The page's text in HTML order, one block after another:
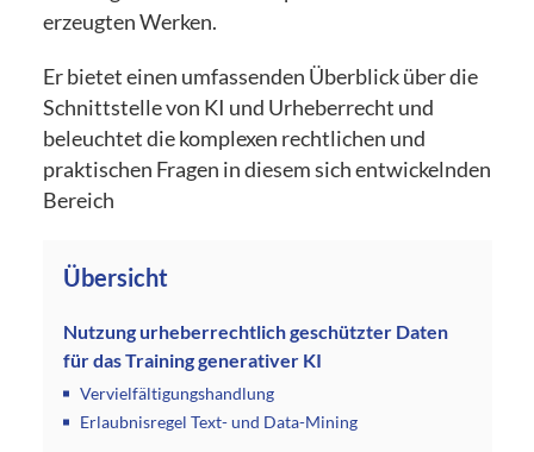
erzeugten Werken.
Er bietet einen umfassenden Überblick über die
Schnittstelle von KI und Urheberrecht und
beleuchtet die komplexen rechtlichen und
praktischen Fragen in diesem sich entwickelnden
Bereich
Übersicht
Nutzung urheberrechtlich geschützter Daten
für das Training generativer KI
Vervielfältigungshandlung
Erlaubnisregel Text- und Data-Mining